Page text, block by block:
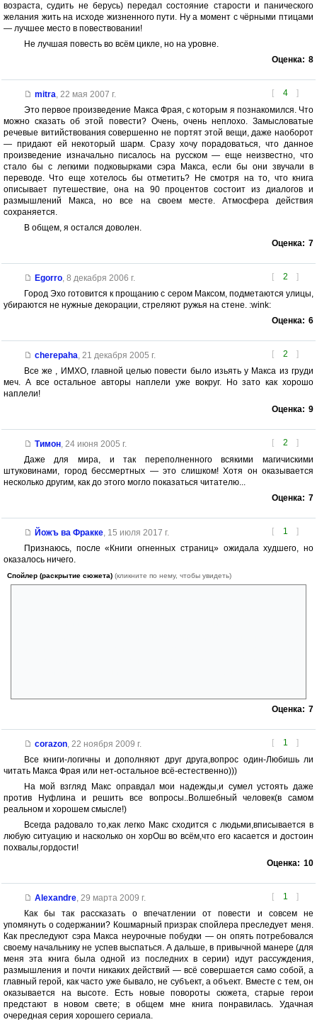
возраста, судить не берусь) передал состояние старости и панического
желания жить на исходе жизненного пути. Ну а момент с чёрными птицами
— лучшее место в повествовании!
Не лучшая повесть во всём цикле, но на уровне.
Оценка: 8
[ 4 ]
mitra, 22 мая 2007 г.
Это первое произведение Макса Фрая, с которым я познакомился. Что
можно сказать об этой повести? Очень, очень неплохо. Замысловатые
речевые витийствования совершенно не портят этой вещи, даже наоборот
— придают ей некоторый шарм. Сразу хочу порадоваться, что данное
произведение изначально писалось на русском — еще неизвестно, что
стало бы с легкими подковырками сэра Макса, если бы они звучали в
переводе. Что еще хотелось бы отметить? Не смотря на то, что книга
описывает путешествие, она на 90 процентов состоит из диалогов и
размышлений Макса, но все на своем месте. Атмосфера действия
сохраняется.
В общем, я остался доволен.
Оценка: 7
[ 2 ]
Egorro, 8 декабря 2006 г.
Город Эхо готовится к прощанию с сером Максом, подметаются улицы,
убираются не нужные декорации, стреляют ружья на стене. :wink:
Оценка: 6
[ 2 ]
cherepaha, 21 декабря 2005 г.
Все же , ИМХО, главной целью повести было изьять у Макса из груди
меч. А все остальное авторы наплели уже вокруг. Но зато как хорошо
наплели!
Оценка: 9
[ 2 ]
Тимон, 24 июня 2005 г.
Даже для мира, и так переполненного всякими магичискими
штуковинами, город бессмертных — это слишком! Хотя он оказывается
несколько другим, как до этого могло показаться читателю...
Оценка: 7
[ 1 ]
Йожъ ва Фракке, 15 июля 2017 г.
Признаюсь, после «Книги огненных страниц» ожидала худшего, но
оказалось ничего.
Спойлер (раскрытие сюжета) (кликните по нему, чтобы увидеть)
Оценка: 7
[ 1 ]
corazon, 22 ноября 2009 г.
Все книги-логичны и дополняют друг друга,вопрос один-Любишь ли
читать Макса Фрая или нет-остальное всё-естественно)))
На мой взгляд Макс оправдал мои надежды,и сумел устоять даже
против Нуфлина и решить все вопросы..Волшебный человек(в самом
реальном и хорошем смысле!)
Всегда радовало то,как легко Макс сходится с людьми,вписывается в
любую ситуацию и насколько он хорОш во всём,что его касается и достоин
похвалы,гордости!
Оценка: 10
[ 1 ]
Alexandre, 29 марта 2009 г.
Как бы так рассказать о впечатлении от повести и совсем не
упомянуть о содержании? Кошмарный призрак спойлера преследует меня.
Как преследуют сэра Макса неурочные побудки — он опять потребовался
своему начальнику не успев выспаться. А дальше, в привычной манере (для
меня эта книга была одной из последних в серии) идут рассуждения,
размышления и почти никаких действий — всё совершается само собой, а
главный герой, как часто уже бывало, не субъект, а объект. Вместе с тем, он
оказывается на высоте. Есть новые повороты сюжета, старые герои
предстают в новом свете; в общем мне книга понравилась. Удачная
очередная серия хорошего сериала.